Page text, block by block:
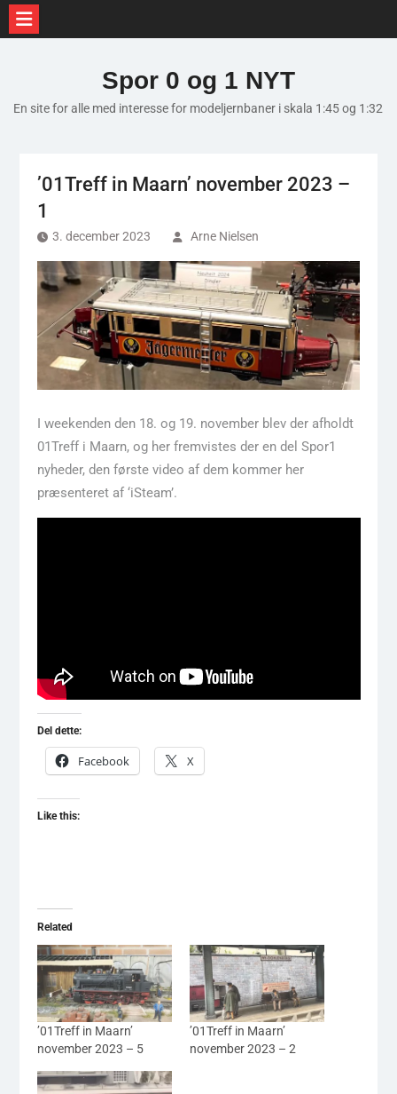
Spor 0 og 1 NYT
En site for alle med interesse for modeljernbaner i skala 1:45 og 1:32
’01Treff in Maarn’ november 2023 –
1
3. december 2023 Arne Nielsen
I weekenden den 18. og 19. november blev der afholdt
01Treff i Maarn, og her fremvistes der en del Spor1
nyheder, den første video af dem kommer her
præsenteret af ‘iSteam’.
Del dette:
Facebook X
Like this:
Related
’01Treff in Maarn’
november 2023 – 5
’01Treff in Maarn’
november 2023 – 2